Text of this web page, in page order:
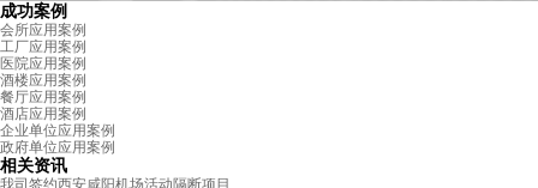
成功案例
会所应用案例
工厂应用案例
医院应用案例
酒楼应用案例
餐厅应用案例
酒店应用案例
企业单位应用案例
政府单位应用案例
相关资讯
我司签约西安咸阳机场活动隔断项目